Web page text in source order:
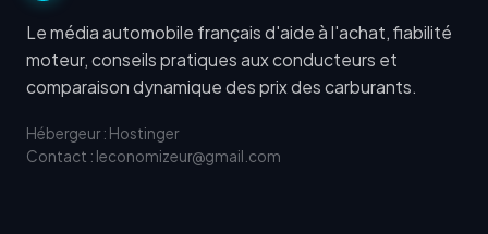
Le média automobile français d'aide à l'achat, fiabilité
moteur, conseils pratiques aux conducteurs et
comparaison dynamique des prix des carburants.
Hébergeur : Hostinger
Contact : leconomizeur@gmail.com